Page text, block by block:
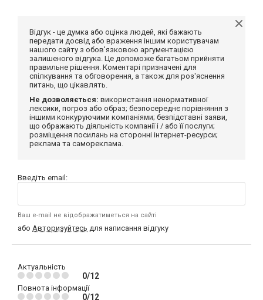
Відгук - це думка або оцінка людей, які бажають
передати досвід або враження іншим користувачам
нашого сайту з обов'язковою аргументацією
залишеного відгука. Це допоможе багатьом прийняти
правильне рішення. Коментарі призначені для
спілкування та обговорення, а також для роз'яснення
питань, що цікавлять.
Не дозволяється: використання ненормативної
лексики, погроз або образ; безпосереднє порівняння з
іншими конкуруючими компаніями; безпідставні заяви,
що ображають діяльність компанії і / або її послуги;
розміщення посилань на сторонні інтернет-ресурси;
реклама та самореклама.
Введіть email:
Ваш e-mail не відображатиметься на сайті
або Авторизуйтесь для написання відгуку
Актуальність
0/12
Повнота інформації
0/12